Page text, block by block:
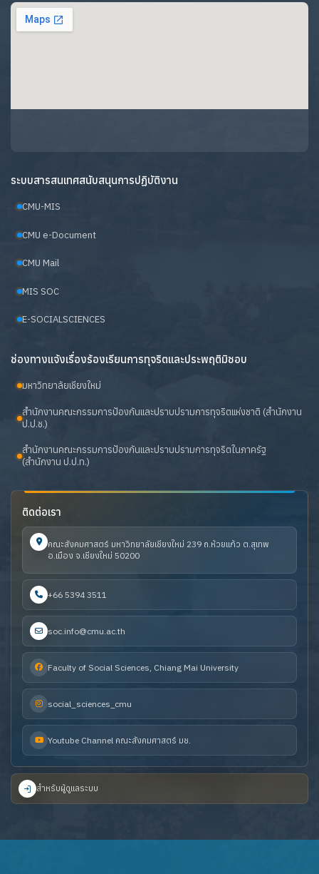
ระบบสารสนเทศสนับสนุนการปฏิบัติงาน
CMU-MIS
CMU e-Document
CMU Mail
MIS SOC
E-SOCIALSCIENCES
ช่องทางแจ้งเรื่องร้องเรียนการทุจริตและประพฤติมิชอบ
มหาวิทยาลัยเชียงใหม่
สำนักงานคณะกรรมการป้องกันและปราบปรามการทุจริตแห่งชาติ (สำนักงาน
ป.ป.ช.)
สำนักงานคณะกรรมการป้องกันและปราบปรามการทุจริตในภาครัฐ
(สำนักงาน ป.ป.ท.)
ติดต่อเรา
คณะสังคมศาสตร์ มหาวิทยาลัยเชียงใหม่ 239 ถ.ห้วยแก้ว ต.สุเทพ
อ.เมือง จ.เชียงใหม่ 50200
+66 5394 3511
soc.info@cmu.ac.th
Faculty of Social Sciences, Chiang Mai University
social_sciences_cmu
Youtube Channel คณะสังคมศาสตร์ มช.
สำหรับผู้ดูแลระบบ